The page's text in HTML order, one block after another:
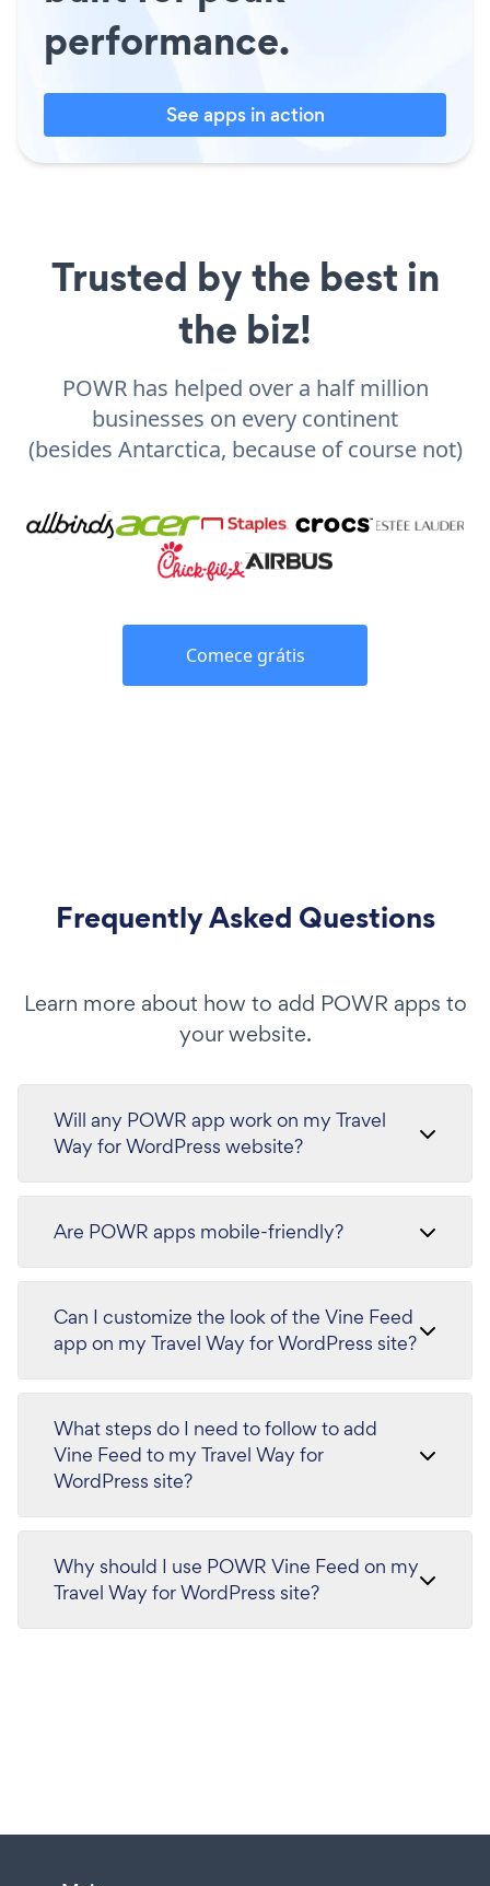
performance.
See apps in action
Trusted by the best in
the biz!
POWR has helped over a half million
businesses on every continent
(besides Antarctica, because of course not)
Comece grátis
Frequently Asked Questions
Learn more about how to add POWR apps to
your website.
Will any POWR app work on my Travel
Way for WordPress website?
Are POWR apps mobile-friendly?
Can I customize the look of the Vine Feed
app on my Travel Way for WordPress site?
What steps do I need to follow to add
Vine Feed to my Travel Way for
WordPress site?
Why should I use POWR Vine Feed on my
Travel Way for WordPress site?